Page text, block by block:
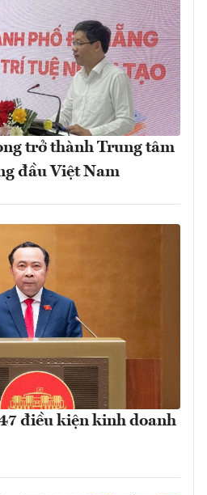
trở thành Trung tâm
đầu Việt Nam
điều kiện kinh doanh